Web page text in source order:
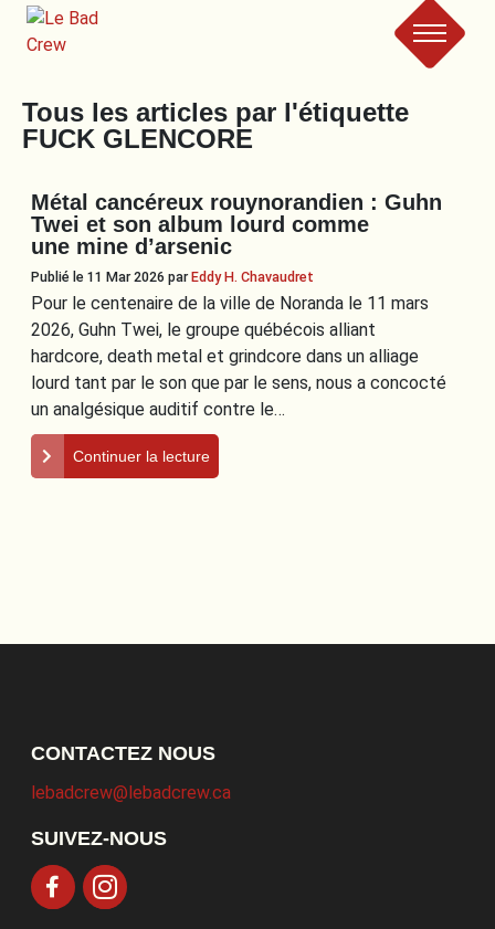
Bad
Crew
Tous les articles par l'étiquette
FUCK GLENCORE
Métal cancéreux rouynorandien : Guhn
Twei et son album lourd comme
une mine d’arsenic
Publié le 11 Mar 2026 parEddy H. Chavaudret
Pour le centenaire de la ville de Noranda le 11 mars
2026, Guhn Twei, le groupe québécois alliant
hardcore, death metal et grindcore dans un alliage
lourd tant par le son que par le sens, nous a concocté
un analgésique auditif contre le…
Continuer la lecture
CONTACTEZ NOUS
lebadcrew@lebadcrew.ca
SUIVEZ-NOUS